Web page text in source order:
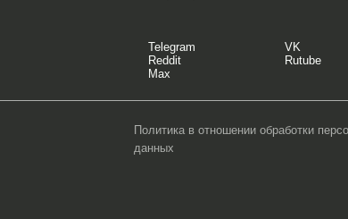
Telegram VK
Reddit
Rutube
Max
Политика в отношении обработки
данных